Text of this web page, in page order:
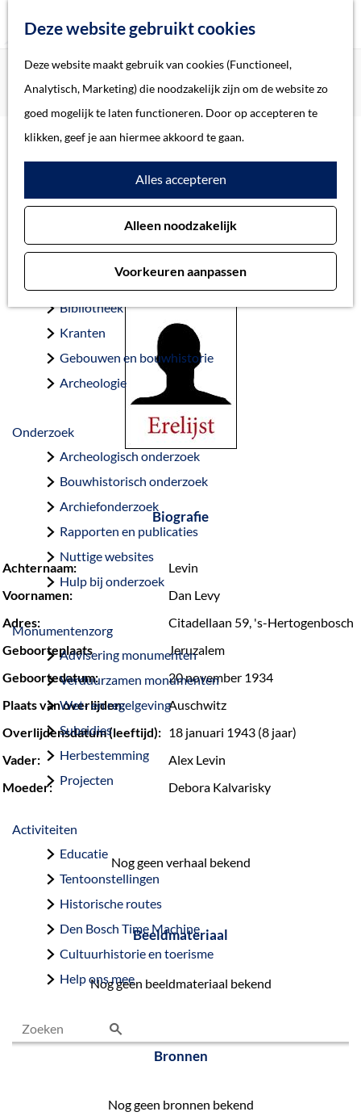
Deze website gebruikt cookies
Deze website maakt gebruik van cookies (Functioneel,
Analytisch, Marketing) die noodzakelijk zijn om de website zo
goed mogelijk te laten functioneren. Door op accepteren te
klikken, geef je aan hiermee akkoord te gaan.
Alles accepteren
Alleen noodzakelijk
Voorkeuren aanpassen
k
e
Home
Verhalen
Thema
Soort object
Collecties
Beeld en geluid
Bibliotheek
Kranten
Gebouwen en bouwhistorie
Archeologie
Onderzoek
Archeologisch onderzoek
Bouwhistorisch onderzoek
Archiefonderzoek
Rapporten en publicaties
Nuttige websites
Hulp bij onderzoek
Monumentenzorg
Advisering monumenten
Verduurzamen monumenten
Wet- en regelgeving
Subsidies
Herbestemming
Projecten
Activiteiten
Educatie
Tentoonstellingen
Historische routes
Den Bosch Time Machine
Cultuurhistorie en toerisme
Help ons mee
e
Home
Oorlogsslachtoffers 's-Hertogenbosch
Levin, Dan Levij
Levin, Dan Levij
Jeruzalem 20-11-1934 — Auschwitz 18-1-1943
Biografie
Achternaam:
Levin
Voornamen:
Dan Levy
Adres:
Citadellaan 59, 's-Hertogenbosch
Geboorteplaats
Jeruzalem
Geboortedatum:
20 november 1934
Plaats van overlijden:
Auschwitz
Overlijdensdatum (leeftijd): 18 januari 1943 (8 jaar)
Vader:
Alex Levin
Moeder:
Debora Kalvarisky
Nog geen verhaal bekend
Beeldmateriaal
Nog geen beeldmateriaal bekend
Bronnen
Nog geen bronnen bekend